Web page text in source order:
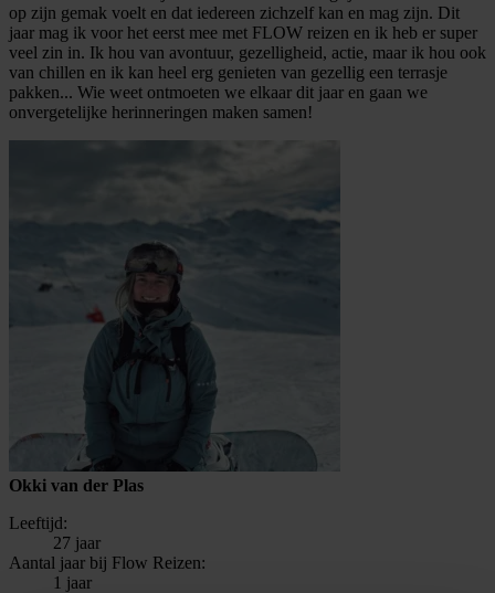
op zijn gemak voelt en dat iedereen zichzelf kan en mag zijn. Dit
jaar mag ik voor het eerst mee met FLOW reizen en ik heb er super
veel zin in. Ik hou van avontuur, gezelligheid, actie, maar ik hou ook
van chillen en ik kan heel erg genieten van gezellig een terrasje
pakken... Wie weet ontmoeten we elkaar dit jaar en gaan we
onvergetelijke herinneringen maken samen!
Okki van der Plas
Leeftijd:
27 jaar
Aantal jaar bij Flow Reizen:
1 jaar